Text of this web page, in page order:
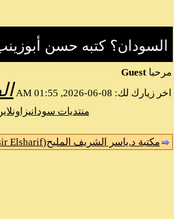
مرحبا Guest
اخر زيارك لك: 08-06-2026, 01:55 AM
منتديات
مكتبة د.ياسر الشريف المليح(Yasir Elsharif)